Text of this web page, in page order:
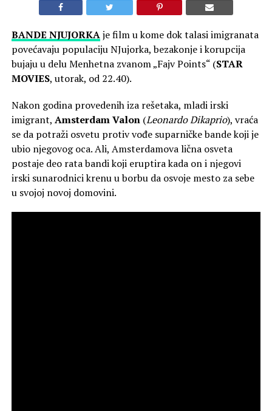
BANDE NJUJORKAje film u kome dok talasi imigranata
povećavaju populaciju NJujorka, bezakonje i korupcija
bujaju u delu Menhetna zvanom „Fajv Points“ (STAR
MOVIES, utorak, od 22.40).
Nakon godina provedenih iza rešetaka, mladi irski
imigrant, Amsterdam Valon(Leonardo Dikaprio), vraća
se da potraži osvetu protiv vođe suparničke bande koji je
ubio njegovog oca. Ali, Amsterdamova lična osveta
postaje deo rata bandi koji eruptira kada on i njegovi
irski sunarodnici krenu u borbu da osvoje mesto za sebe
u svojoj novoj domovini.